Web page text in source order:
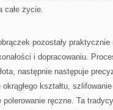
całe życie.
pozostały
i dopracowaniu.
następnie następuje
kształtu,
polerowanie ręczne. Ta